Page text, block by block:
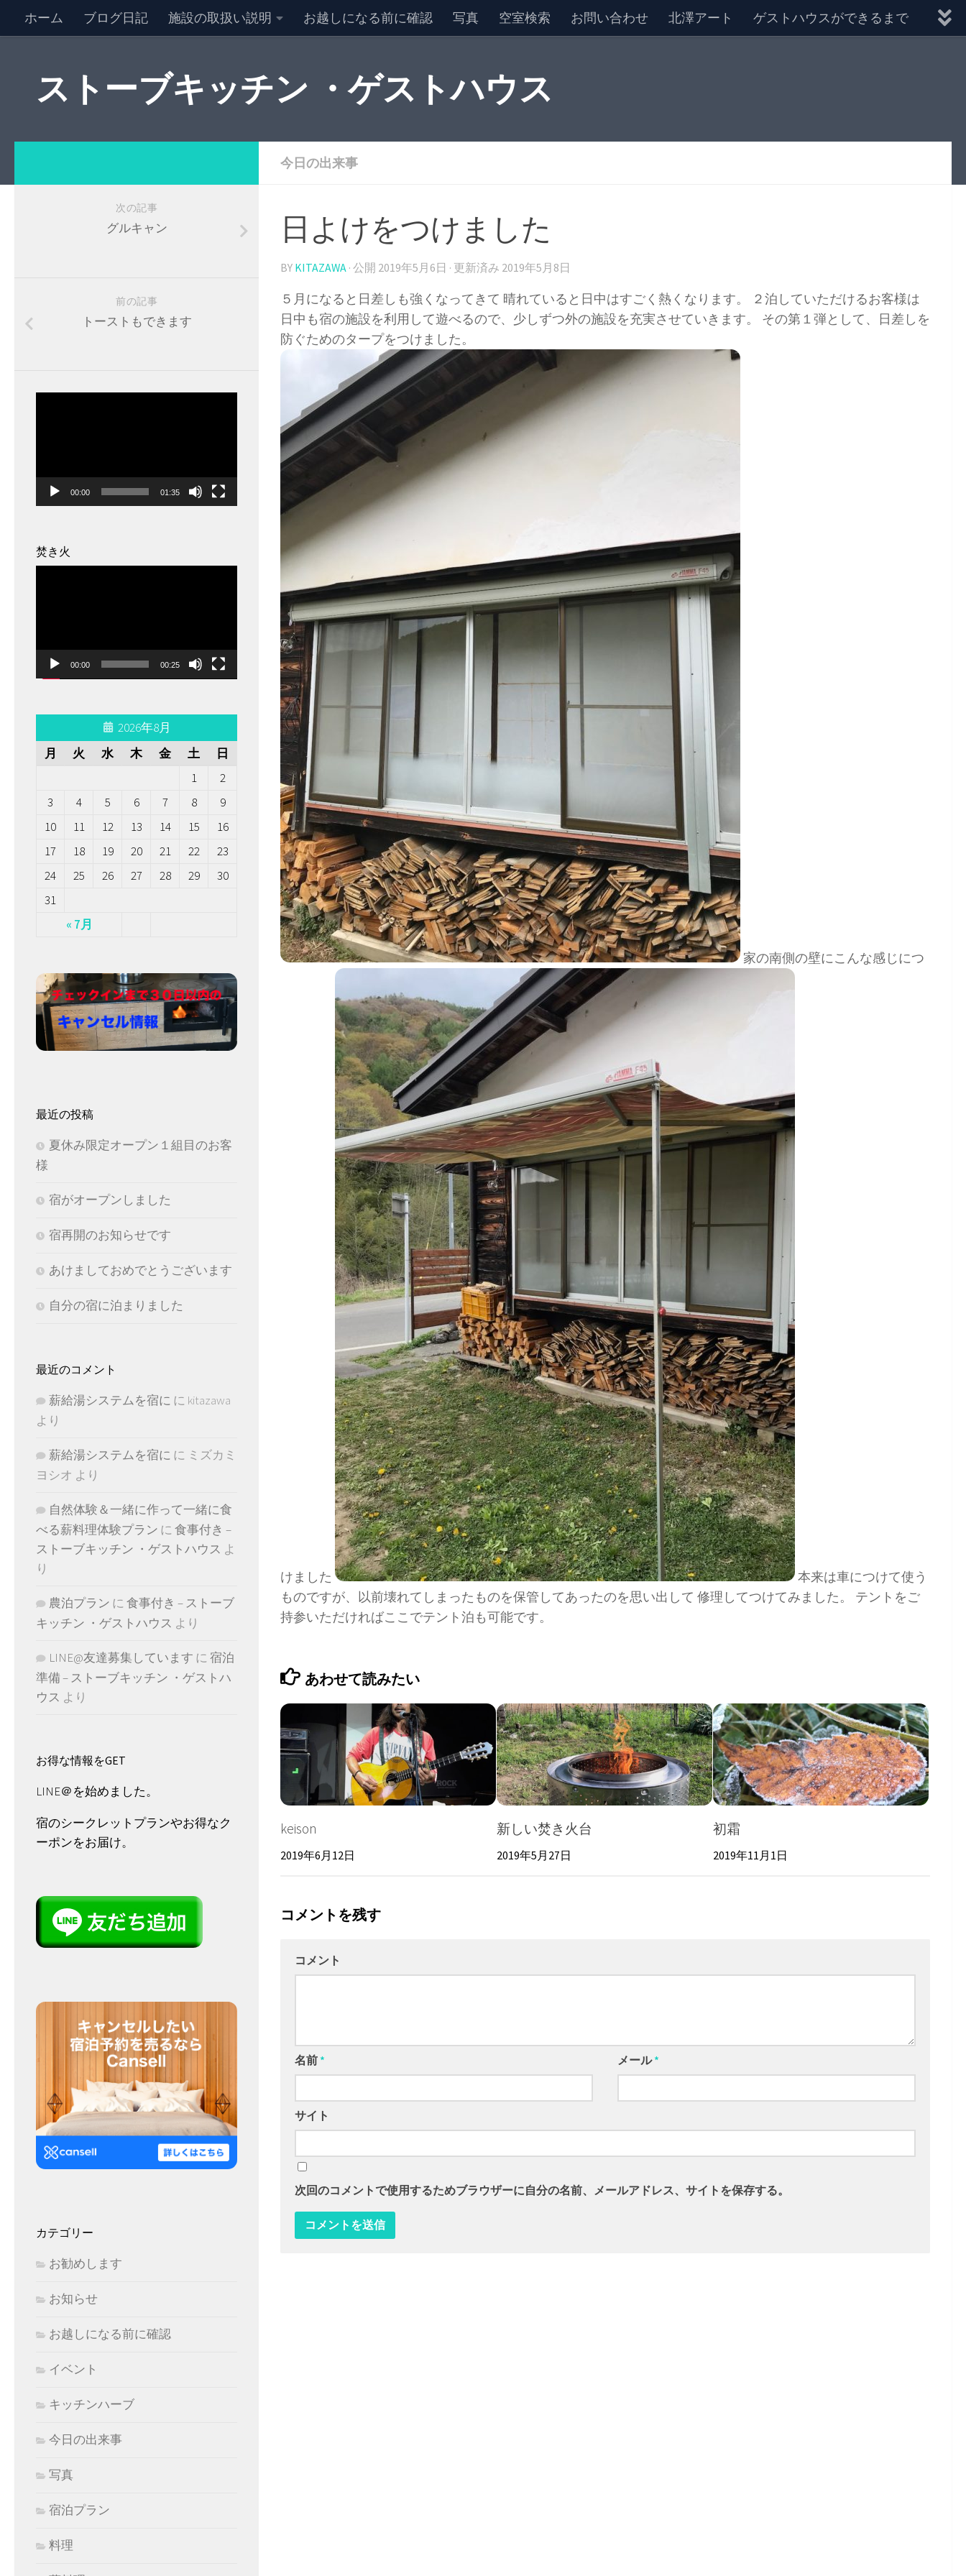
ホーム ブログ日記 施設の取扱い説明 お越しになる前に確認 写真 空室検索 お問い合わせ 北澤アート ゲストハウスができるまで
ストーブキッチン ・ゲストハウス
今日の出来事
日よけをつけました
BY KITAZAWA · 公開 2019年5月6日 · 更新済み 2019年5月8日
５月になると日差しも強くなってきて 晴れていると日中はすごく熱くなります。 ２泊していただけるお客様は
日中も宿の施設を利用して遊べるので、少しずつ外の施設を充実させていきます。 その第１弾として、日差しを
防ぐためのタープをつけました。
家の南側の壁にこんな感じにつ
けました
本来は車につけて使う
ものですが、以前壊れてしまったものを保管してあったのを思い出して 修理してつけてみました。 テントをご
持参いただければここでテント泊も可能です。
あわせて読みたい
keison
2019年6月12日
新しい焚き火台
2019年5月27日
初霜
2019年11月1日
コメントを残す
コメント
名前 * メール*
サイト
次回のコメントで使用するためブラウザーに自分の名前、メールアドレス、サイトを保存する。
次の記事
グルキャン
前の記事
トーストもできます
ー
00:00 01:35
焚き火
ー
00:00 00:25
2026年8月
月
火 水 木 金 土 日
« 7月
1
2
3
4 5 6 7 8
9
10
11 12 13 14 15
16
17
18 19 20 21 22
23
24
25 26 27 28 29
30
31
最近の投稿
夏休み限定オープン１組目のお客
様
宿がオープンしました
宿再開のお知らせです
あけましておめでとうございます
自分の宿に泊まりました
最近のコメント
薪給湯システムを宿に に kitazawa
より
薪給湯システムを宿に に ミズカミ
ヨシオ より
自然体験＆一緒に作って一緒に食
べる薪料理体験プラン に 食事付き –
ストーブキッチン ・ゲストハウス よ
り
農泊プラン に 食事付き – ストーブ
キッチン ・ゲストハウス より
LINE@友達募集しています に 宿泊
準備 – ストーブキッチン ・ゲストハ
ウス より
お得な情報をGET
LINE＠を始めました。
宿のシークレットプランやお得なク
ーポンをお届け。
カテゴリー
お勧めします
お知らせ
お越しになる前に確認
イベント
キッチンハーブ
今日の出来事
写真
宿泊プラン
料理